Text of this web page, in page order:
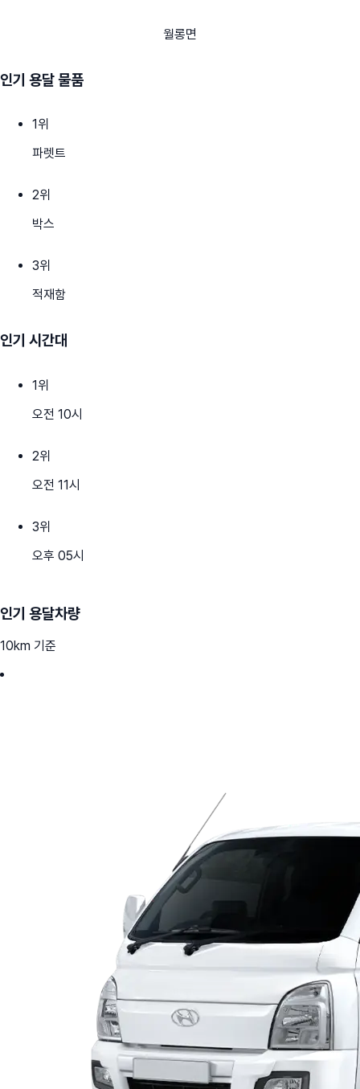
월롱면
인기 용달 물품
1위
파렛트
2위
박스
3위
적재함
인기 시간대
1위
오전 10시
2위
오전 11시
3위
오후 05시
인기 용달차량
10km 기준